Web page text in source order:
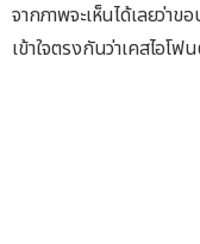
จากภาพจะเห็นได้เลยว่า
เข้าใจตรงกันว่าเคสไอโ